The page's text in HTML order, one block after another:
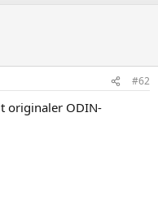
#62
originaler ODIN-